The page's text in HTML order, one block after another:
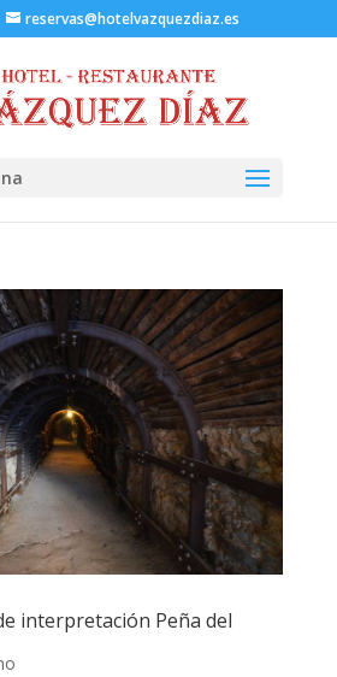
reservas@hotelvazquezdiaz.es
interpretación Peña del